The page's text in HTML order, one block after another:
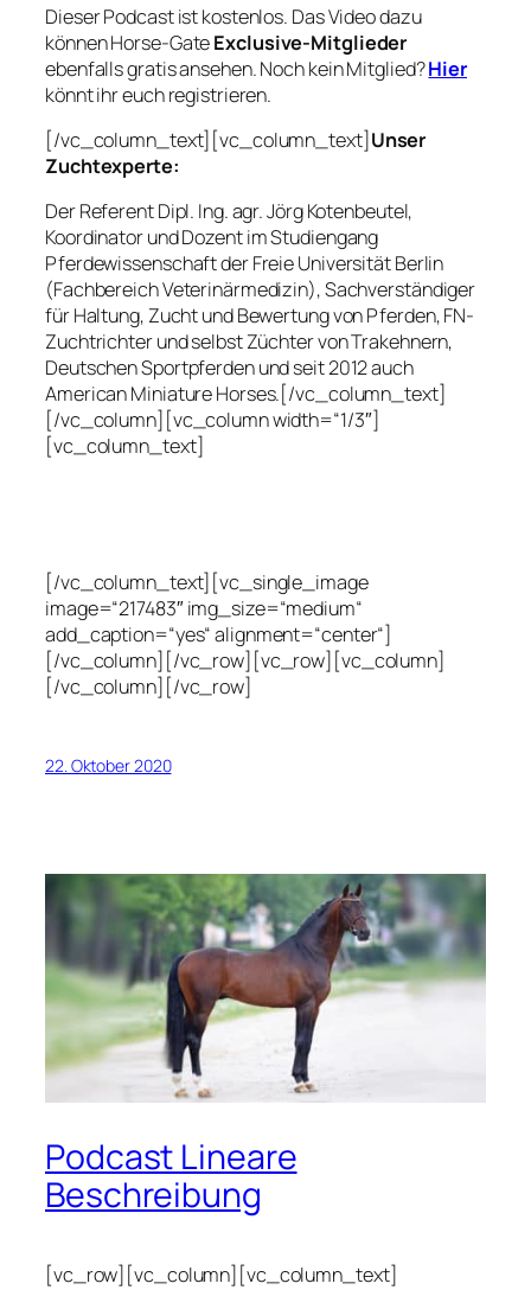
Dieser Podcast ist kostenlos. Das Video dazu
können Horse-GateExclusive-Mitglieder
ebenfalls gratis ansehen. Noch kein Mitglied?Hier
könnt ihr euch registrieren.
[/vc_column_text][vc_column_text]Unser
Zuchtexperte:
Der Referent Dipl. Ing. agr. Jörg Kotenbeutel,
Koordinator und Dozent im Studiengang
Pferdewissenschaft der Freie Universität Berlin
(Fachbereich Veterinärmedizin), Sachverständiger
für Haltung, Zucht und Bewertung von Pferden, FN-
Zuchtrichter und selbst Züchter von Trakehnern,
Deutschen Sportpferden und seit 2012 auch
American Miniature Horses.[/vc_column_text]
[/vc_column][vc_column width=“1/3″]
[vc_column_text]
[/vc_column_text][vc_single_image
image=“217483″ img_size=“medium“
add_caption=“yes“ alignment=“center“]
[/vc_column][/vc_row][vc_row][vc_column]
[/vc_column][/vc_row]
22. Oktober 2020
Podcast Lineare
Beschreibung
[vc_row][vc_column][vc_column_text]